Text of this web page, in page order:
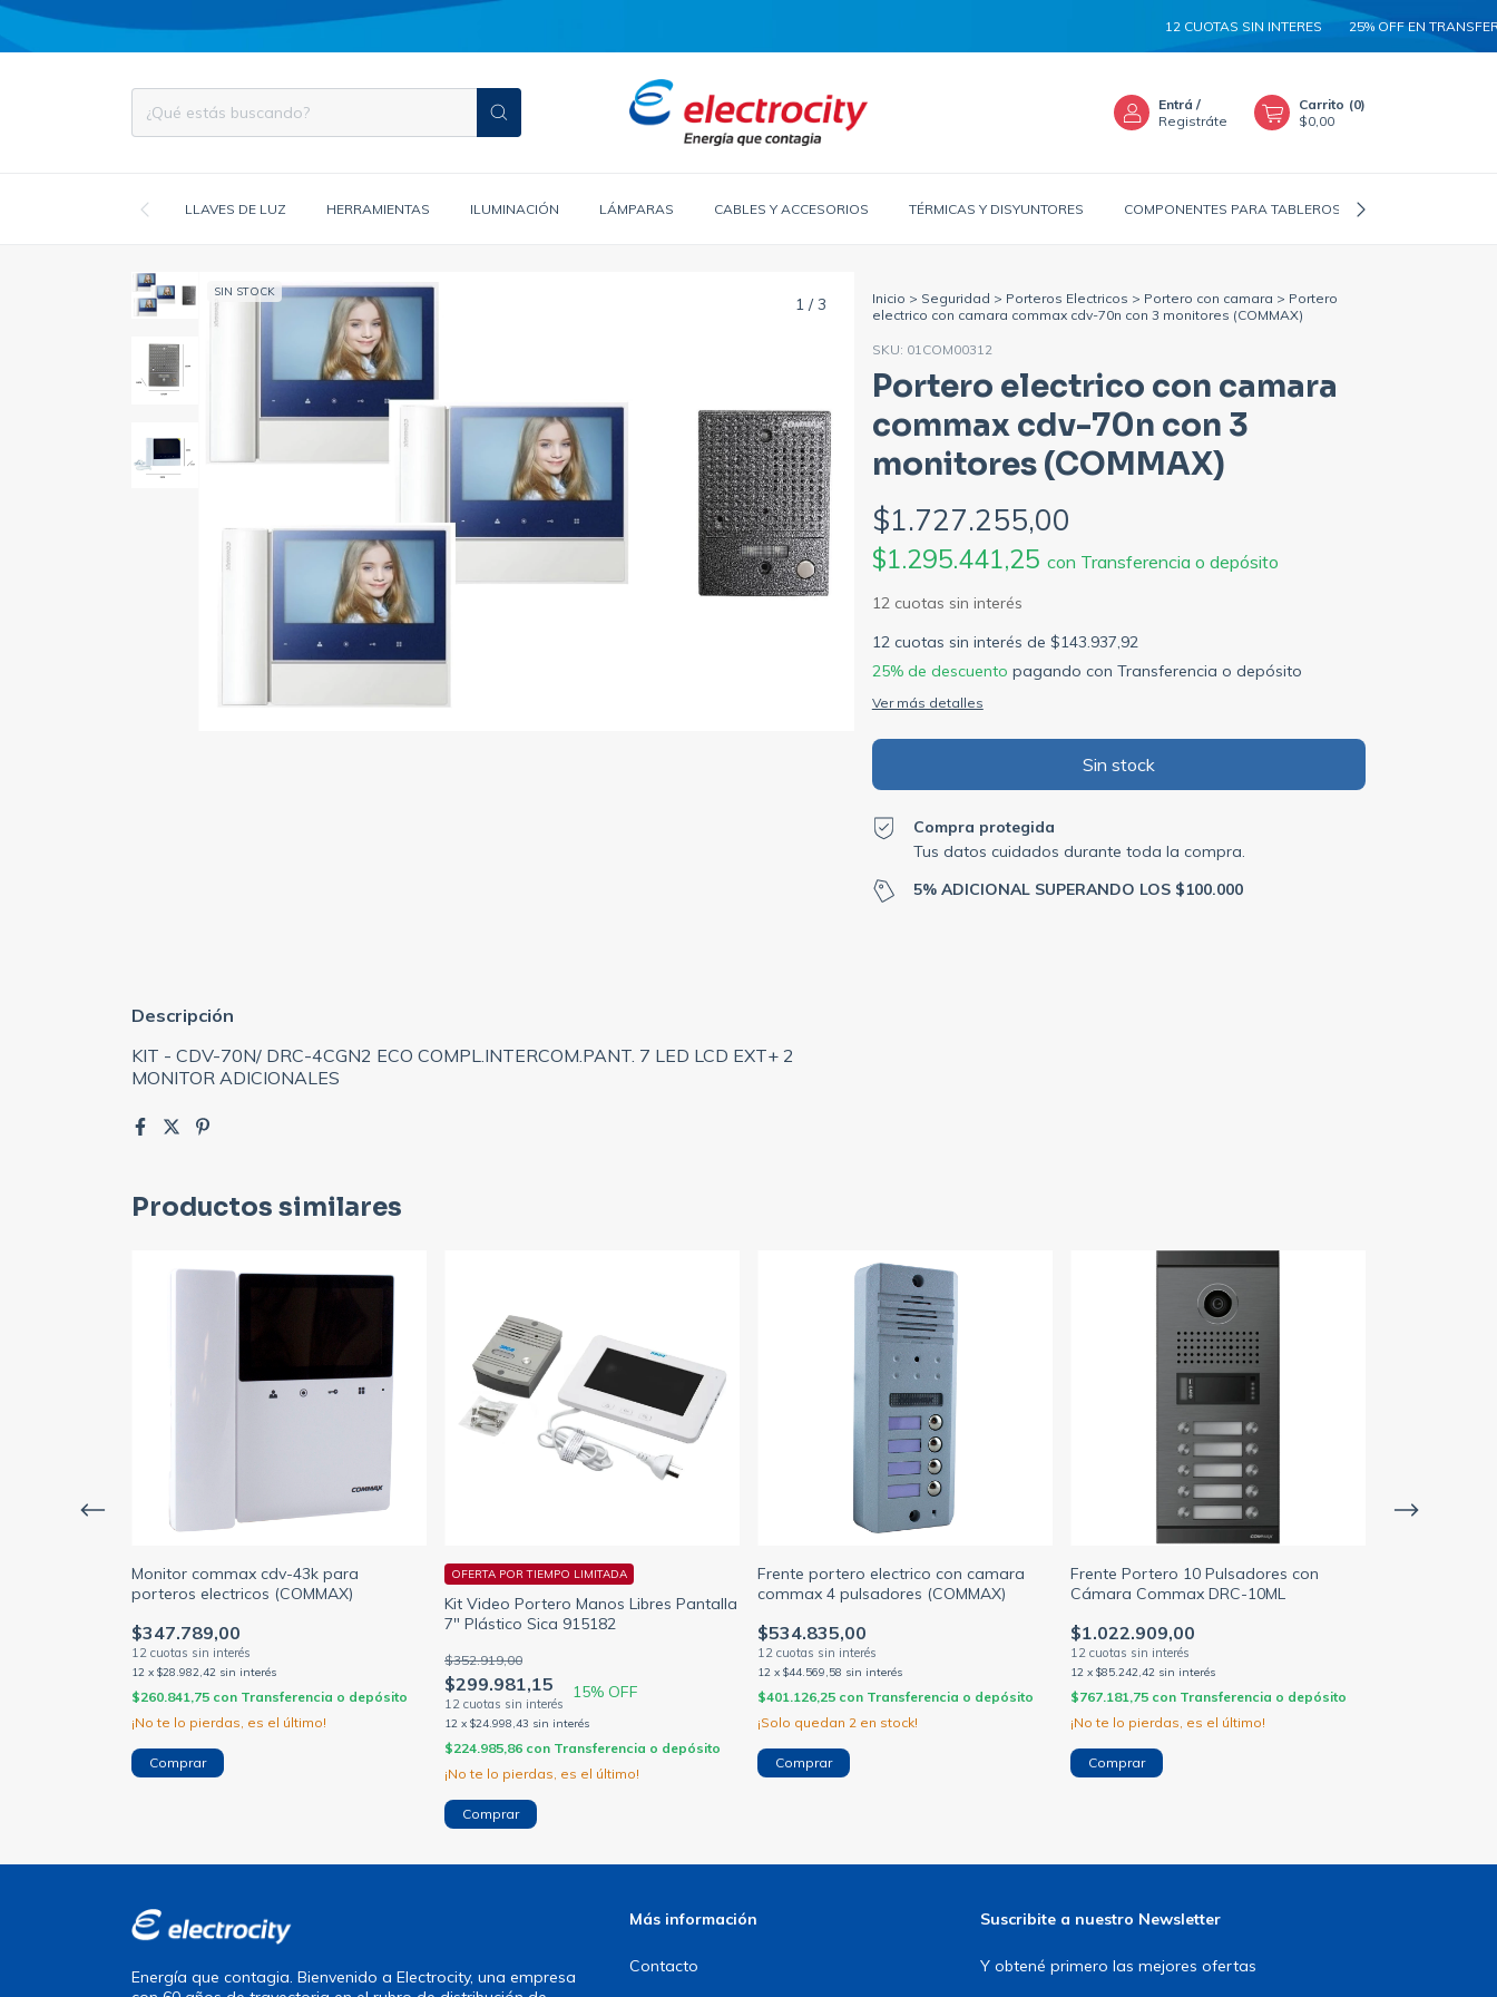
12 CUOTAS SIN INTERES 25% OFF EN
Entrá /
Registráte
Carrito (0)
$0,00
LLAVES DE LUZ HERRAMIENTAS ILUMINACIÓN LÁMPARAS CABLES Y ACCESORIOS TÉRMICAS Y DISYUNTORES COMPONENTES PARA TABLEROS
SIN STOCK
1/3 Inicio > Seguridad > Porteros Electricos > Portero con camara > Portero
electrico con camara commax cdv-70n con 3 monitores (COMMAX)
SKU: 01COM00312
Portero electrico con camara
commax cdv-70n con 3
monitores (COMMAX)
$1.727.255,00
$1.295.441,25 con Transferencia o depósito
12 cuotas sin interés de $143.937,92
25% de descuento pagando con Transferencia o depósito
Ver más detalles
Compra protegida
Tus datos cuidados durante toda la compra.
5% ADICIONAL SUPERANDO LOS $100.000
Descripción
KIT - CDV-70N/ DRC-4CGN2 ECO COMPL.INTERCOM.PANT. 7 LED LCD EXT+ 2
MONITOR ADICIONALES
Productos similares
cdv-70n
Monitor commax cdv-43k para
porteros electricos (COMMAX)
$347.789,00
12 x $28.982,42 sin interés
$260.841,75 con Transferencia o depósito
¡No te lo pierdas, es el último!
Kit Video Portero Manos Libres Pantalla
7" Plástico Sica 915182
$299.981,15
$352.919,00
15% OFF
12 x $24.998,43 sin interés
OFERTA POR TIEMPO LIMITADA
$224.985,86 con Transferencia o depósito
¡No te lo pierdas, es el último!
Frente portero electrico con camara
commax 4 pulsadores (COMMAX)
$534.835,00
12 x $44.569,58 sin interés
$401.126,25 con Transferencia o depósito
¡Solo quedan 2 en stock!
Frente Portero 10 Pulsadores con
Cámara Commax DRC-10ML
$1.022.909,00
12 x $85.242,42 sin interés
$767.181,75 con Transferencia o depósito
¡No te lo pierdas, es el último!
Energía que contagia. Bienvenido a Electrocity, una empresa
Más información
Contacto
Suscribite a nuestro Newsletter
Y obtené primero las mejores ofertas